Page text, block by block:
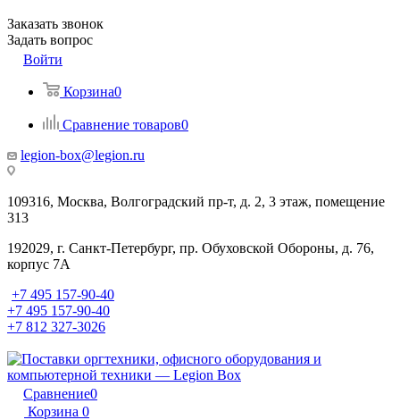
Заказать звонок
Задать вопрос
Войти
Корзина0
Сравнение товаров0
legion-box@legion.ru
109316, Москва, Волгоградский пр-т, д. 2, 3 этаж, помещение
313
192029, г. Санкт-Петербург, пр. Обуховской Обороны, д. 76,
корпус 7А
+7 495 157-90-40
+7 495 157-90-40
+7 812 327-3026
Сравнение0
Корзина 0